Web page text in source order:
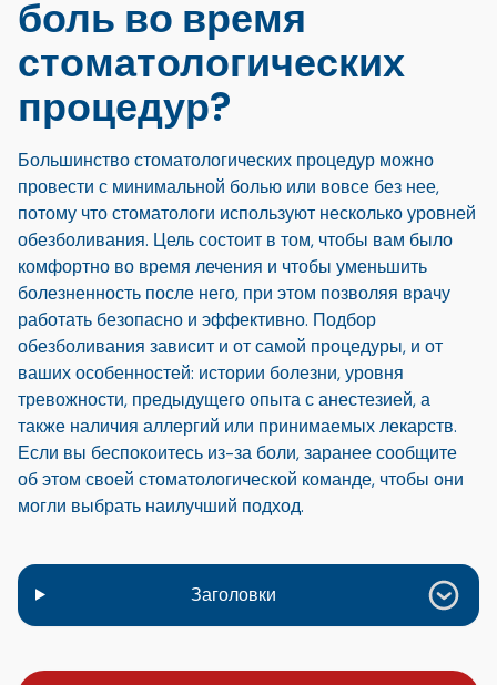
боль во время
стоматологических
процедур?
Большинство стоматологических процедур можно
провести с минимальной болью или вовсе без нее,
потому что стоматологи используют несколько уровней
обезболивания. Цель состоит в том, чтобы вам было
комфортно во время лечения и чтобы уменьшить
болезненность после него, при этом позволяя врачу
работать безопасно и эффективно. Подбор
обезболивания зависит и от самой процедуры, и от
ваших особенностей: истории болезни, уровня
тревожности, предыдущего опыта с анестезией, а
также наличия аллергий или принимаемых лекарств.
Если вы беспокоитесь из-за боли, заранее сообщите
об этом своей стоматологической команде, чтобы они
могли выбрать наилучший подход.
Заголовки